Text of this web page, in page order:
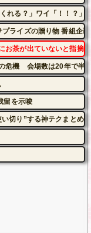
れる？」ワイ「！！？」
ライズの贈り物 番組企
お茶が出ていないと指摘
危機 会場数は20年で半...
留を示唆
切り”する神テクまとめ